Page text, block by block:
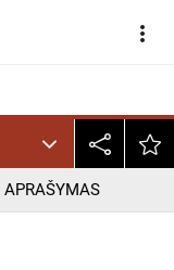
more_vert
APRAŠYMAS